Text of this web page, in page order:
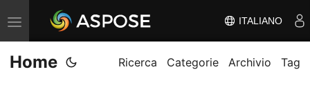
V
ä
x
ITALIANO
Home Ricerca Categorie Archivio Tag